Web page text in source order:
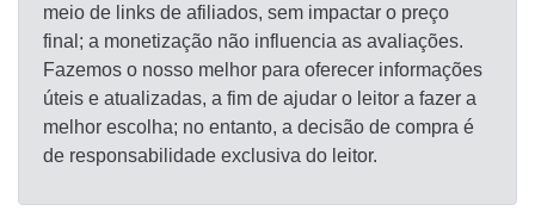
meio de links de afiliados, sem impactar o preço
final; a monetização não influencia as avaliações.
Fazemos o nosso melhor para oferecer informações
úteis e atualizadas, a fim de ajudar o leitor a fazer a
melhor escolha; no entanto, a decisão de compra é
de responsabilidade exclusiva do leitor.